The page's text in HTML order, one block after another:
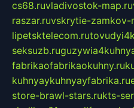
cs68.ruvladivostok-map.ru
raszar.ruvskrytie-zamkov-
lipetsktelecom.ru
seksuzb.ru
fabrikaofabrikaokuhny.ru
kuhnyaykuhnyayfabrika.ru
store-brawl-stars.rukts-